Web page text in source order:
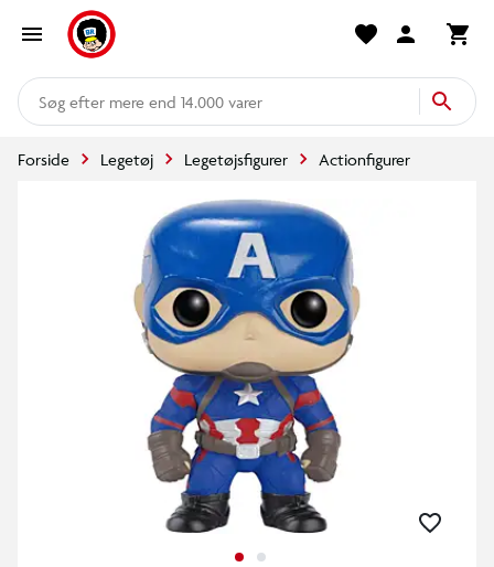
mere end 14.000 varer
Forside Legetøj Legetøjsfigurer Actionfigurer